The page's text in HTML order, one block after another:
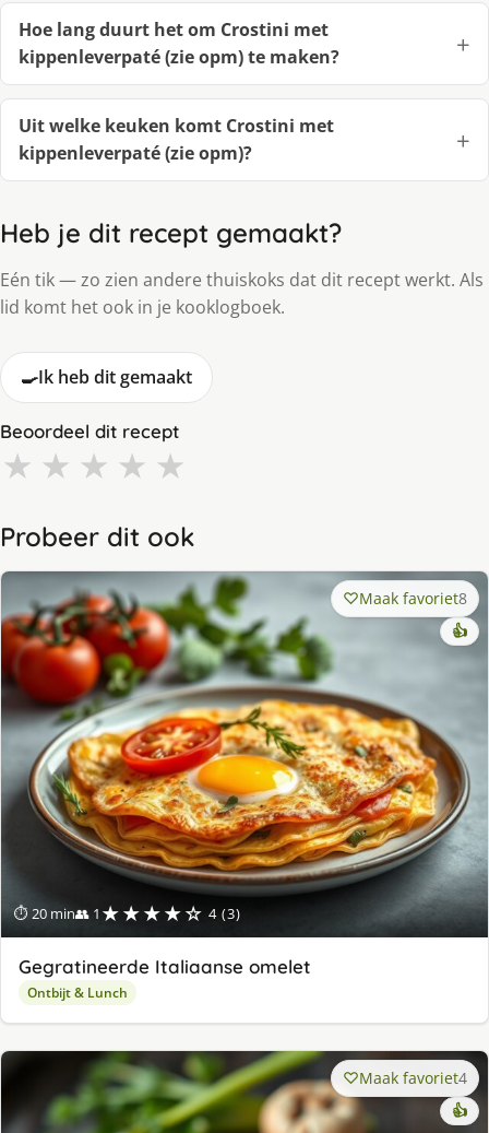
Hoe lang duurt het om Crostini met
kippenleverpaté (zie opm) te maken?
Uit welke keuken komt Crostini met
kippenleverpaté (zie opm)?
Heb je dit recept gemaakt?
Eén tik — zo zien andere thuiskoks dat dit recept werkt. Als
lid komt het ook in je kooklogboek.
🍳Ik heb dit gemaakt
Beoordeel dit recept
★ ★ ★ ★ ★
Probeer dit ook
⏱ 20 min👥 1 ★★★★☆ 4 (3)
Maak favoriet8
👍
Gegratineerde Italiaanse omelet
Ontbijt & Lunch
Maak favoriet4
👍